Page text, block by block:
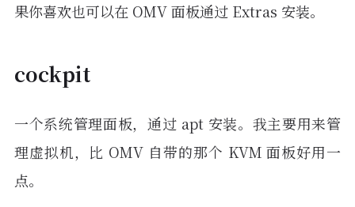
果你喜欢也可以在 OMV 面板通过 Extras 安装。
cockpit
一个系统管理面板，通过 apt 安装。我主要用来管
理虚拟机，比 OMV 自带的那个 KVM 面板好用一
点。